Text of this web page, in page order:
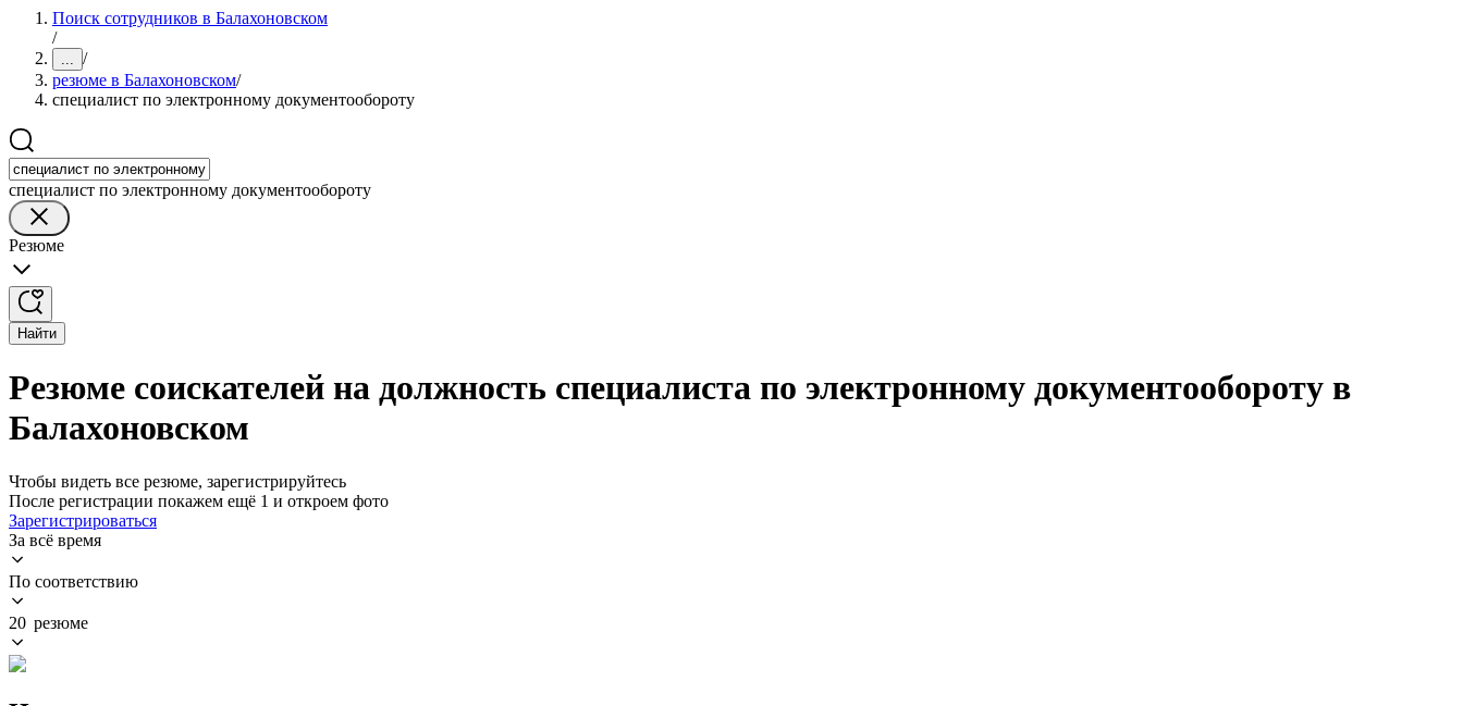
Поиск сотрудников в Балахоновском
/
... /
резюме в Балахоновском/
специалист по электронному документообороту
специалист по электронному документообороту
Резюме
Найти
Резюме соискателей на должность специалиста по электронному документообороту в
Балахоновском
Чтобы видеть все резюме, зарегистрируйтесь
После регистрации покажем ещё 1 и откроем фото
Зарегистрироваться
За всё время
По соответствию
20 резюме